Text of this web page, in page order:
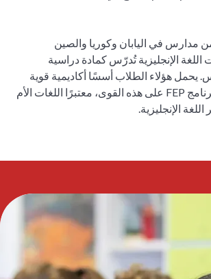
مدارس في اليابان وكوريا والصين
الإنجليزية تُدرّس كمادة دراسية
يحمل هؤلاء الطلاب أسسًا أكاديمية قوية
بلغتهم الأم، ويبني برنامج FEP على هذه القوى، معتبرًا اللغات الأم
الإنجليزية.